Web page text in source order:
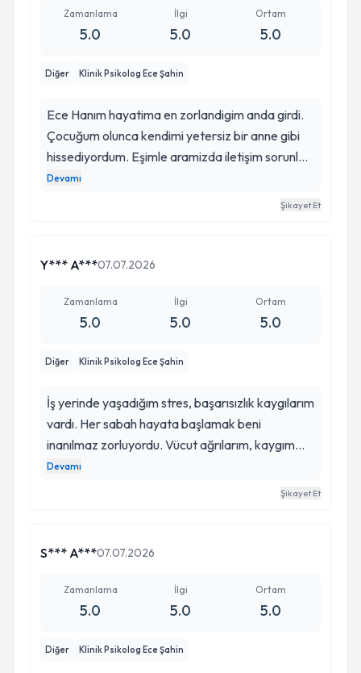
çok değişti. Her şey için teşekkür ederim
kendisine.
Zamanlama
5.0
İlgi
5.0
Ortam
5.0
Diğer Klinik Psikolog Ece Şahin
Ece Hanım hayatima en zorlandigim anda girdi.
Çocuğum olunca kendimi yetersiz bir anne gibi
hissediyordum. Eşimle aramizda iletişim sorunları
artmıştı. Çocuğumla alakalı öfke sorunlarım
Teşekkür ederim
Devamı
Şikayet Et
Y*** A***07.07.2026
Zamanlama
5.0
İlgi
5.0
Ortam
5.0
Diğer Klinik Psikolog Ece Şahin
İş yerinde yaşadığım stres, başarısızlık kaygılarım
vardı. Her sabah hayata başlamak beni
inanılmaz zorluyordu. Vücut ağrılarım, kaygım
tavan yapmıştı. Stresim o kadar artmıştı ki artık
bir karar almışım. Bana terapi çok iyi geldi.
ve kaygılarımla baş edebilen bir hale geldim
süreç sonunda. Her şey için teşekkür ederim
Devamı
Şikayet Et
S*** A***07.07.2026
Zamanlama
5.0
İlgi
5.0
Ortam
5.0
Diğer Klinik Psikolog Ece Şahin